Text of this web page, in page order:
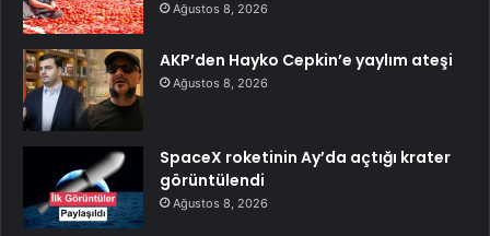
Ağustos 8, 2026
AKP’den Hayko Cepkin’e yaylım ateşi
Ağustos 8, 2026
SpaceX roketinin Ay’da açtığı krater
görüntülendi
Ağustos 8, 2026